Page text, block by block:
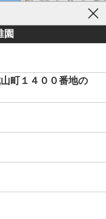
園
町１４００番地の